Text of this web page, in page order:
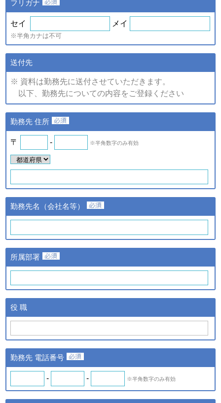
注)上記の内、統計的に処理した情報については、個人の特定が
できない情報です。
（2）個人情報の提供
個人情報の種類
ａ．会員のお申し込みに伴
い取得した個人情報
ｂ．資料請求・問合せに伴
い取得した個人情報
て取得した個人情報
①提供する個人情報の項目
ご登録・お問い合わせをいた
だいた商品・サービス名、氏
名、氏名カナ、郵便番号、住
号、メールアドレス、勤務先
名、所属部署名、アンケート
紙またはデータファイルによ
③当該情報の提供先
株式会社日経BPマーケティ
ト
ｃ．スキル診断システムの
ご利用に伴い取得した個人
情報
ｄ．全国スキル調査へのご
協力に伴い取得した個人情
報
氏名、氏名カナ、メールアド
レス、勤務先名、所属部署
②提供の手段又は方法
る提供。
よびｂの場合はスキル診断シ
◆ 登録情報の開示・訂正について
できるだけ正確かつ最新の内容で管理します。皆さまからお申
し出があったときは、登録情報の開示を行います。また、内容
が正確でないなどのお申し出があったときは、その内容を確認
し必要に応じて登録情報の追加・変更・訂正または削除等を行
フリガナ
セイ メイ
※半角カナは不可
送付先
※ 資料は勤務先に送付させていただきます。
以下、勤務先についての内容をご登録ください
勤務先 住所
〒 - ※半角数字のみ有効
勤務先名（会社名等）
所属部署
役 職
勤務先 電話番号
- - ※半角数字のみ有効